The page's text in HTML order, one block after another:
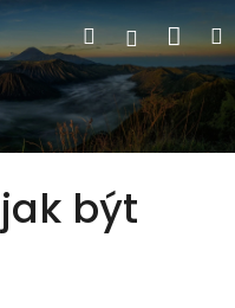
Hledat
být